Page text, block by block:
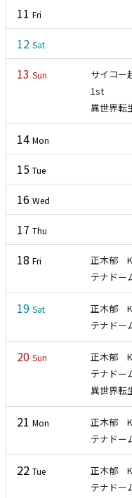
11 Fri
12 Sat
13 Sun
サイコー
1st
異世界転
14 Mon
15 Tue
16 Wed
17 Thu
18 Fri
正木郁
テナドー
19 Sat
正木郁
テナドー
20 Sun
正木郁
テナドー
異世界転
21 Mon
正木郁
テナドー
22 Tue
正木郁
テナドー